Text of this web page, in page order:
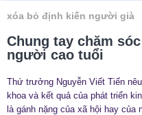
xóa bỏ định kiến người già
Chung tay chăm
người cao tuổi
Thứ trưởng Nguyễn Viết Tiến
khoa và kết quả của phát triển
là gánh nặng của xã hội hay